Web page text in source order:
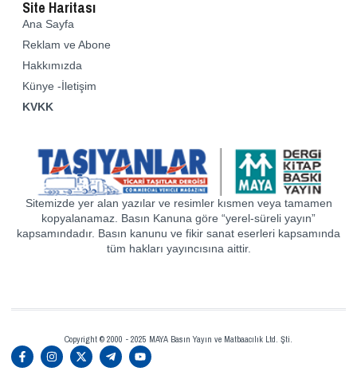
Site Haritası
Ana Sayfa
Reklam ve Abone
Hakkımızda
Künye -İletişim
KVKK
Sitemizde yer alan yazılar ve resimler kısmen veya tamamen
kopyalanamaz. Basın Kanuna göre “yerel-süreli yayın”
kapsamındadır. Basın kanunu ve fikir sanat eserleri kapsamında
tüm hakları yayıncısına aittir.
Copyright © 2000 - 2025 MAYA Basın Yayın ve Matbaacılık Ltd. Şti.